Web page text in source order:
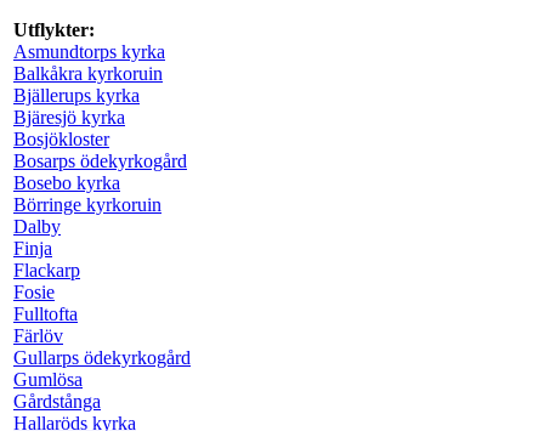
Utflykter:
Asmundtorps kyrka
Balkåkra kyrkoruin
Bjällerups kyrka
Bjäresjö kyrka
Bosjökloster
Bosarps ödekyrkogård
Bosebo kyrka
Börringe kyrkoruin
Dalby
Finja
Flackarp
Fosie
Fulltofta
Färlöv
Gullarps ödekyrkogård
Gumlösa
Gårdstånga
Hallaröds kyrka